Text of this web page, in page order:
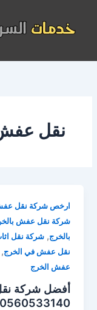
المحتوى
نقل عفش
ارخص شركة نقل
شركة نقل عفش
بالخرج,شركة نقل
نقل عفش في الخرج,
عفش الخرج
أفضل شركة
0560533140